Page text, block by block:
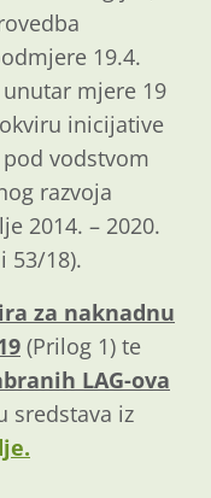
19.4.
mjere 19
inicijative
pod vodstvom
razvoja
2014. – 2020.
53/18).
za naknadnu
(Prilog 1) te
LAG-ova
sredstava iz